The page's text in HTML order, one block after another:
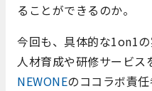
ることができるのか。
今回も、具体的な1on1
人材育成や研修サービス
NEWONEのココラボ責